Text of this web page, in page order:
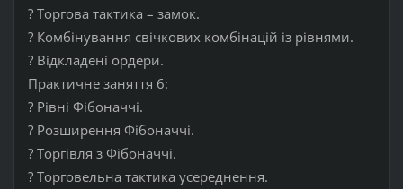
? Торгова тактика – замок.
? Комбінування свічкових комбінацій із рівнями.
? Відкладені ордери.
Практичне заняття 6:
? Рівні Фібоначчі.
? Розширення Фібоначчі.
? Торгівля з Фібоначчі.
? Торговельна тактика усереднення.